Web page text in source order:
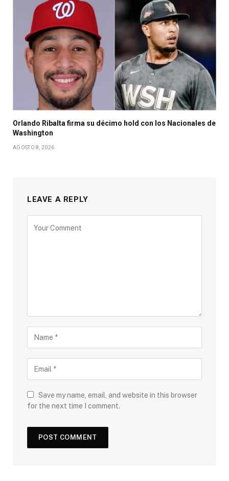
Orlando Ribalta firma su décimo hold con los Nacionales de
Washington
AGOSTO 8, 2026
LEAVE A REPLY
Save my name, email, and website in this browser
for the next time I comment.